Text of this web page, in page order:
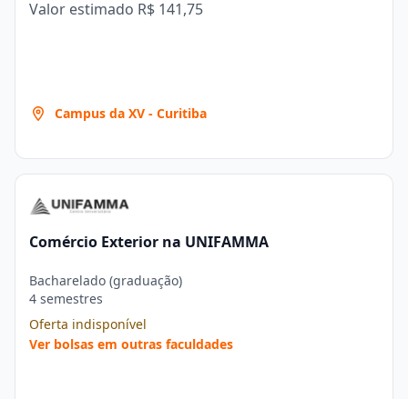
Valor estimado R$ 141,75
Campus da XV - Curitiba
Comércio Exterior na UNIFAMMA
Bacharelado (graduação)
4 semestres
Oferta indisponível
Ver bolsas em outras faculdades